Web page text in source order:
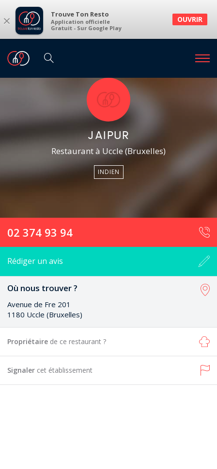
× Trouve Ton Resto
Application officielle
Gratuit - Sur Google Play
OUVRIR
JAIPUR
Restaurant à Uccle (Bruxelles)
INDIEN
02 374 93 94
Rédiger un avis
Où nous trouver ?
Avenue de Fre 201
1180 Uccle (Bruxelles)
Propriétaire de ce restaurant ?
Signaler cet établissement